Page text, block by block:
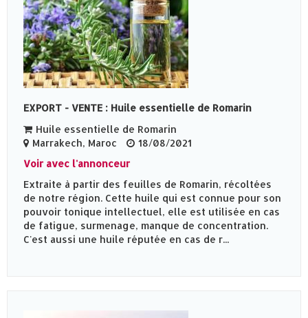
EXPORT - VENTE : Huile essentielle de Romarin
Huile essentielle de Romarin
Marrakech, Maroc
18/08/2021
Voir avec l'annonceur
Extraite à partir des feuilles de Romarin, récoltées
de notre région. Cette huile qui est connue pour son
pouvoir tonique intellectuel, elle est utilisée en cas
de fatigue, surmenage, manque de concentration.
C'est aussi une huile réputée en cas de r...